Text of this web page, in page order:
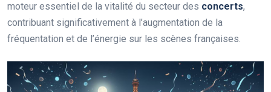
moteur essentiel de la vitalité du secteur des concerts,
contribuant significativement à l’augmentation de la
fréquentation et de l’énergie sur les scènes françaises.